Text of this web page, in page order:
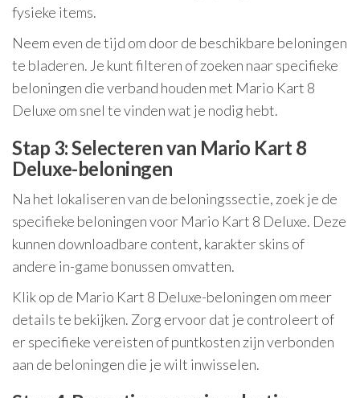
fysieke items.
Neem even de tijd om door de beschikbare beloningen
te bladeren. Je kunt filteren of zoeken naar specifieke
beloningen die verband houden met Mario Kart 8
Deluxe om snel te vinden wat je nodig hebt.
Stap 3: Selecteren van Mario Kart 8
Deluxe-beloningen
Na het lokaliseren van de beloningssectie, zoek je de
specifieke beloningen voor Mario Kart 8 Deluxe. Deze
kunnen downloadbare content, karakter skins of
andere in-game bonussen omvatten.
Klik op de Mario Kart 8 Deluxe-beloningen om meer
details te bekijken. Zorg ervoor dat je controleert of
er specifieke vereisten of puntkosten zijn verbonden
aan de beloningen die je wilt inwisselen.